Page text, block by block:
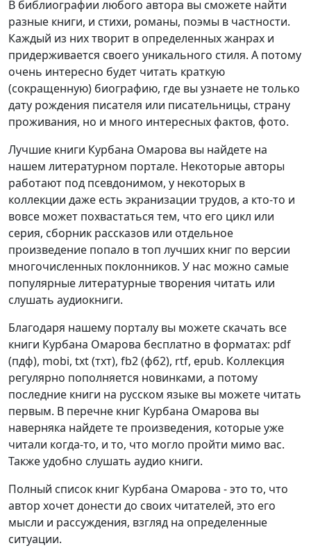
В библиографии любого автора вы сможете найти
разные книги, и стихи, романы, поэмы в частности.
Каждый из них творит в определенных жанрах и
придерживается своего уникального стиля. А потому
очень интересно будет читать краткую
(сокращенную) биографию, где вы узнаете не только
дату рождения писателя или писательницы, страну
проживания, но и много интересных фактов, фото.
Лучшие книги Курбана Омарова вы найдете на
нашем литературном портале. Некоторые авторы
работают под псевдонимом, у некоторых в
коллекции даже есть экранизации трудов, а кто-то и
вовсе может похвастаться тем, что его цикл или
серия, сборник рассказов или отдельное
произведение попало в топ лучших книг по версии
многочисленных поклонников. У нас можно самые
популярные литературные творения читать или
слушать аудиокниги.
Благодаря нашему порталу вы можете скачать все
книги Курбана Омарова бесплатно в форматах: pdf
(пдф), mobi, txt (тхт), fb2 (фб2), rtf, epub. Коллекция
регулярно пополняется новинками, а потому
последние книги на русском языке вы можете читать
первым. В перечне книг Курбана Омарова вы
наверняка найдете те произведения, которые уже
читали когда-то, и то, что могло пройти мимо вас.
Также удобно слушать аудио книги.
Полный список книг Курбана Омарова - это то, что
автор хочет донести до своих читателей, это его
мысли и рассуждения, взгляд на определенные
ситуации.